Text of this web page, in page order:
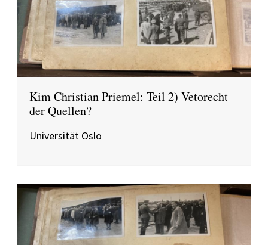
Kim Christian Priemel: Teil 2) Vetorecht
der Quellen?
Universität Oslo